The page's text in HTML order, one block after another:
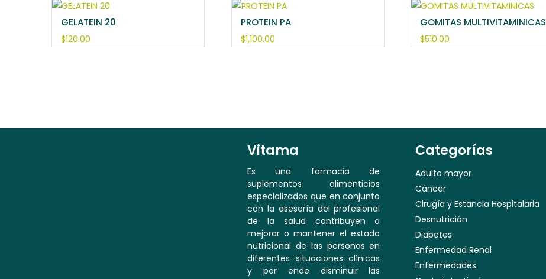
GELATEIN 20
$120.00
PROTEIN PA
$1,100.00
GOMITAS MULTIVITAMINICAS
$510.00
Vitama
Es una farmacia de
suplementos alimenticios
especializados que en conjunto
con la asesoría del profesional
de la salud contribuyen a
mejorar o mantener el estado
nutricional de las personas en
diferentes situaciones clínicas
y por ende disminuir las
Categorías
Adulto mayor
Cáncer
Cirugía y Estancia Hospitalaria
Desnutrición
Diabetes
Enfermedad Renal
Enfermedades